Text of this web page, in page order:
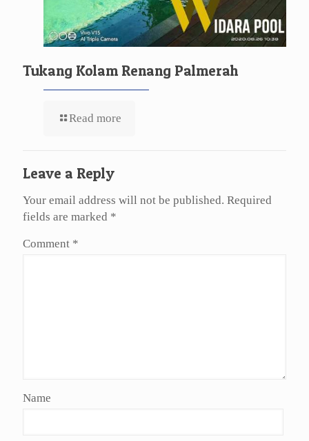
Tukang Kolam Renang Palmerah
Read more
Leave a Reply
Your email address will not be published. Required
fields are marked *
Comment *
Name